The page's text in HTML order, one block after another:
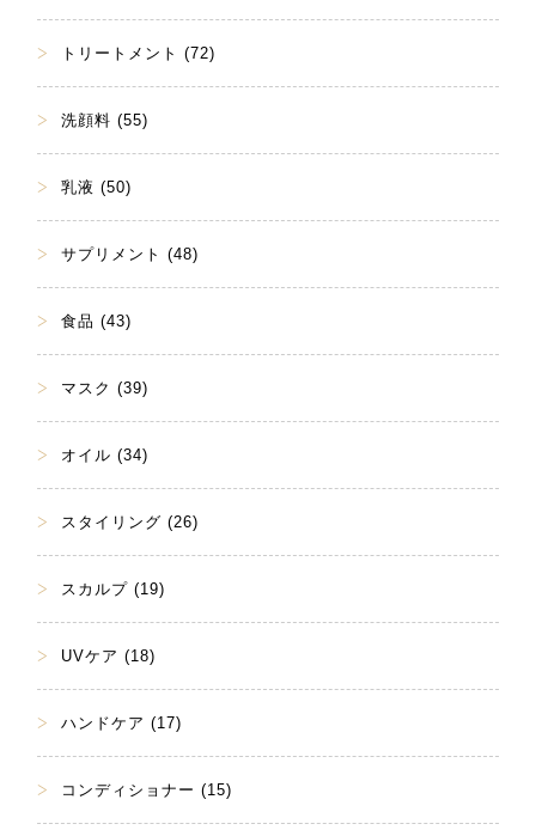
トリートメント (72)
洗顔料 (55)
乳液 (50)
サプリメント (48)
食品 (43)
マスク (39)
オイル (34)
スタイリング (26)
スカルプ (19)
UVケア (18)
ハンドケア (17)
コンディショナー (15)